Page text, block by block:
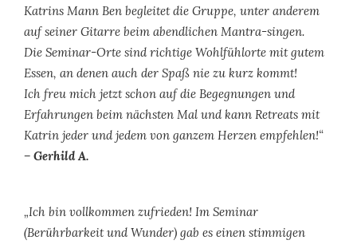
Katrins Mann Ben begleitet die Gruppe, unter anderem
auf seiner Gitarre beim abendlichen Mantra-singen.
Die Seminar-Orte sind richtige Wohlfühlorte mit gutem
Essen, an denen auch der Spaß nie zu kurz kommt!
Ich freu mich jetzt schon auf die Begegnungen und
Erfahrungen beim nächsten Mal und kann Retreats mit
Katrin jeder und jedem von ganzem Herzen empfehlen!“
– Gerhild A.
„Ich bin vollkommen zufrieden! Im Seminar
(Berührbarkeit und Wunder) gab es einen stimmigen